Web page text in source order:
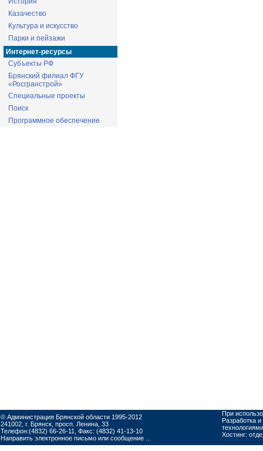
Казачество
Культура и искусство
Парки и пейзажи
Интернет-ресурсы
Субъекты РФ
Брянский филиал ФГУ
«Росгранстрой»
Специальные проекты
Поиск
Программное обеспечение
© Администрация Брянской области 1995-2012
241002, г. Брянск, просп. Ленина, 33
Телефон:(4832) 66-26-11, Факс: (4832) 41-13-10
Направить электронное письмо или сообщение ...
При
Разработка
Хостинг: